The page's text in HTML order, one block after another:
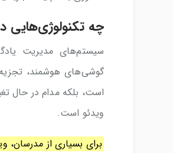
چه تکنولوژی‌هایی
سیستم‌های مدیریت
گوشی‌های هوشمند، تجزیه
است، بلکه مدام در حال
ویدئو است.
برای بسیاری از مدرسان،